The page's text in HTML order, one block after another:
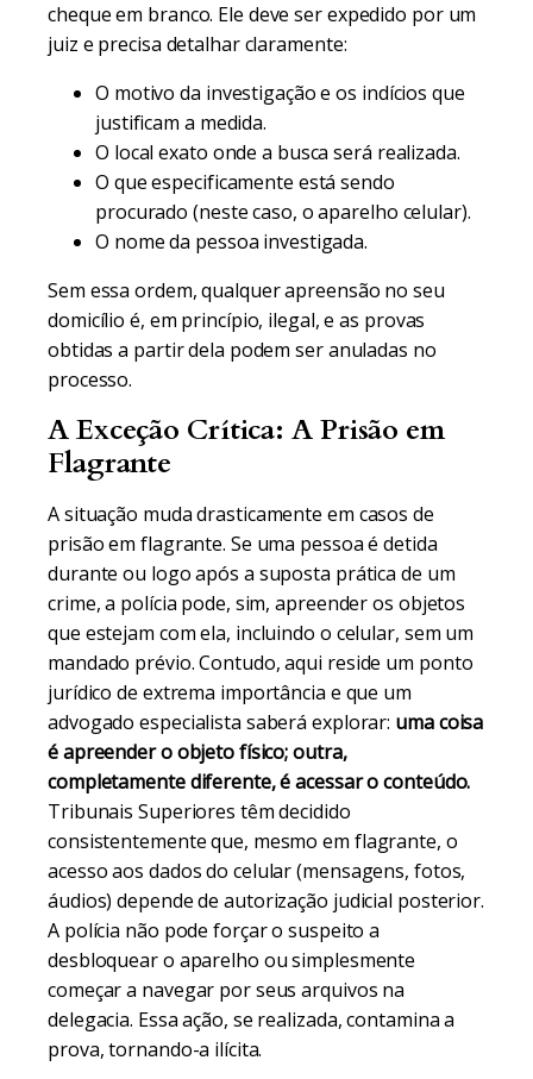
cheque em branco. Ele deve ser expedido por um
juiz e precisa detalhar claramente:
O motivo da investigação e os indícios que
justificam a medida.
O local exato onde a busca será realizada.
O que especificamente está sendo
procurado (neste caso, o aparelho celular).
O nome da pessoa investigada.
Sem essa ordem, qualquer apreensão no seu
domicílio é, em princípio, ilegal, e as provas
obtidas a partir dela podem ser anuladas no
processo.
A Exceção Crítica: A Prisão em
Flagrante
A situação muda drasticamente em casos de
prisão em flagrante. Se uma pessoa é detida
durante ou logo após a suposta prática de um
crime, a polícia pode, sim, apreender os objetos
que estejam com ela, incluindo o celular, sem um
mandado prévio. Contudo, aqui reside um ponto
jurídico de extrema importância e que um
advogado especialista saberá explorar: uma coisa
é apreender o objeto físico; outra,
completamente diferente, é acessar o conteúdo.
Tribunais Superiores têm decidido
consistentemente que, mesmo em flagrante, o
acesso aos dados do celular (mensagens, fotos,
áudios) depende de autorização judicial posterior.
A polícia não pode forçar o suspeito a
desbloquear o aparelho ou simplesmente
começar a navegar por seus arquivos na
delegacia. Essa ação, se realizada, contamina a
prova, tornando-a ilícita.